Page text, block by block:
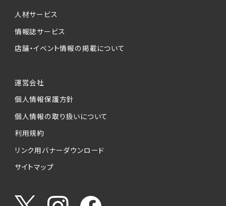
人材サービス
情報誌サービス
店舗・イベント情報の掲載について
運営会社
個人情報保護方針
個人情報の取り扱いについて
利用規約
リンク用バナーダウンロード
サイトマップ